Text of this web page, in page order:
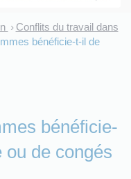
> Conflits du travail dans
bénéficie-t-il de
bénéficie-
de congés